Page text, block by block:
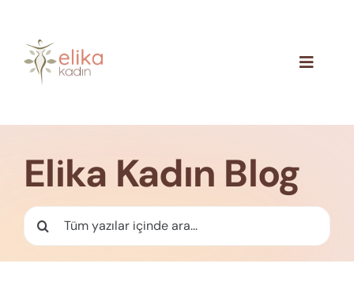
content
Toggle
İletişim
Elika Kadın Blog
Ara: